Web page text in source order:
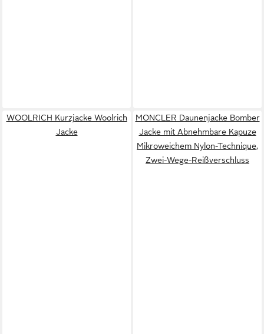
WOOLRICH Kurzjacke Woolrich
Jacke
MONCLER Daunenjacke Bomber
Jacke mit Abnehmbare Kapuze
Mikroweichem Nylon-Technique,
Zwei-Wege-Reißverschluss